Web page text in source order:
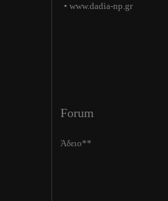
• www.dadia-np.gr
Forum
Άδειο**